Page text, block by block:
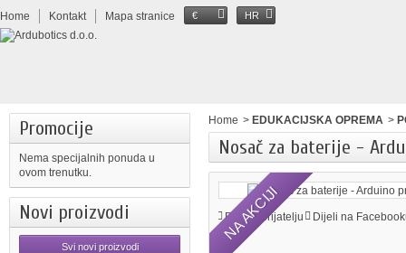
Home Kontakt Mapa stranice € HR
Promocije
Nema specijalnih ponuda u
ovom trenutku.
Novi proizvodi
Svi novi proizvodi
Home > EDUKACIJSKA OPREMA >
Nosač za baterije -
NA AKCIJI
Pošalji prijatelju Dijeli na